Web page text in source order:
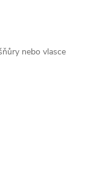
nebo vlasce